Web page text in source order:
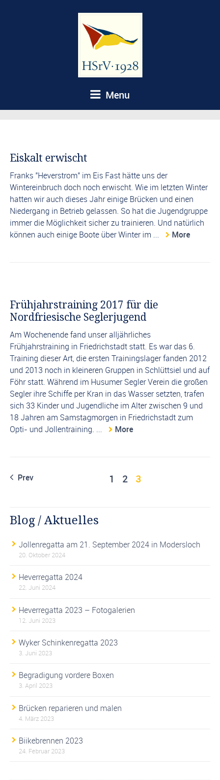
Menu
Eiskalt erwischt
Franks "Heverstrom" im Eis Fast hätte uns der
Wintereinbruch doch noch erwischt. Wie im letzten Winter
hatten wir auch dieses Jahr einige Brücken und einen
Niedergang in Betrieb gelassen. So hat die Jugendgruppe
immer die Möglichkeit sicher zu trainieren. Und natürlich
können auch einige Boote über Winter im ...
More
Frühjahrstraining 2017 für die
Nordfriesische Seglerjugend
Am Wochenende fand unser alljährliches
Frühjahrstraining in Friedrichstadt statt. Es war das 6.
Training dieser Art, die ersten Trainingslager fanden 2012
und 2013 noch in kleineren Gruppen in Schlüttsiel und auf
Föhr statt. Während im Husumer Segler Verein die großen
Segler ihre Schiffe per Kran in das Wasser setzten, trafen
sich 33 Kinder und Jugendliche im Alter zwischen 9 und
18 Jahren am Samstagmorgen in Friedrichstadt zum
Opti- und Jollentraining. ...
More
Prev 1 2 3
Blog / Aktuelles
Jollenregatta am 21. September 2024 in Modersloch
20. Oktober 2024
Heverregatta 2024
22. Juni 2024
Heverregatta 2023 – Fotogalerien
12. Juni 2023
Wyker Schinkenregatta 2023
3. Juni 2023
Begradigung vordere Boxen
3. April 2023
Brücken reparieren und malen
4. März 2023
Biikebrennen 2023
24. Februar 2023